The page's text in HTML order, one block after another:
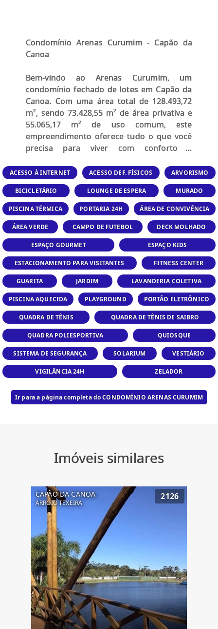
Condomínio Arenas Curumim - Capão da
Canoa
Bem-vindo ao Arenas Curumim, um
condomínio fechado de lotes em Capão da
Canoa. Com uma área total de 128.493,72
m², sendo 73.428,55 m² de área privativa e
55.065,17 m² de uso comum, este
empreendimento oferece tudo o que você
precisa para viver com conforto e
lotes residenciais a partir de 300 m² (12x25),
além de contar com pórtico de acesso,
administração, e serviços de apoio. A mata
nativa preservada traz um toque especial
ao ambiente, enquanto o clube social e o
espelho d''água de 4.000 m² proporcionam
momentos de lazer e descontração,
incluindo uma prainha artificial perfeita
para relaxar.
ACESSO À INTERNET ACESSO DEF. FÍSICOS ARVORISMO
BICICLETÁRIO LOUNGE DE ESPERA MURADO
PISCINA TÉRMICA PORTARIA 24H ÁREA DE CONVIVÊNCIA
ÁREA VERDE CAMPO DE FUTEBOL DECK MOLHADO
ESPAÇO GOURMET ESPAÇO KIDS
ESTACIONAMENTO PARA VISITANTES FITNESS CENTER
GUARITA JARDIM LAVANDERIA COLETIVA
PISCINA AQUECIDA PLAYGROUND PORTÃO ELETRÔNICO
QUADRA DE TÊNIS QUADRA DE TÊNIS DE SAIBRO
QUADRA POLIESPORTIVA QUIOSQUE
SISTEMA DE SEGURANÇA SOLARIUM VESTIÁRIO
VIGILÂNCIA 24H ZELADOR
Ir para a página completa do CONDOMÍNIO ARENAS CURUMIM
Imóveis similares
CAPÃO DA CANOA
ARROIO TEXEIRA
2126